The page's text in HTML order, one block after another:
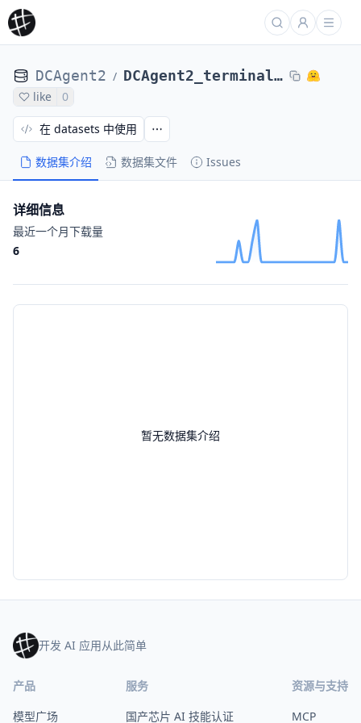
DCAgent2 / DCAgent2_terminal_bench_2_laion_GLM-4_6-swesmith-32ep-131k-nosumm_20251127_183619
like 0
数据集介绍 数据集文件 Issues
在 datasets 中使用
暂无数据集介绍
详细信息
最近一个月下载量
6
开发 AI 应用从此简单
产品
模型广场
服务
国产芯片 AI 技能认证
资源与支持
MCP